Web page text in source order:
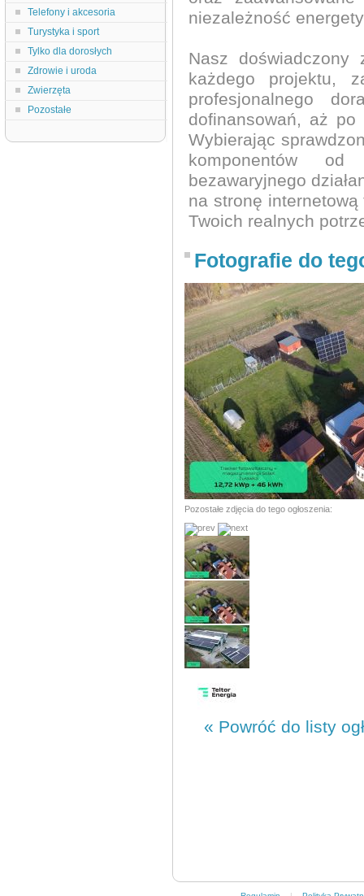
Telefony i akcesoria
Turystyka i sport
Tylko dla dorosłych
Zdrowie i uroda
Zwierzęta
Pozostałe
niezależność
Nasz doświadczony
każdego projektu,
profesjonalnego
dofinansowań, aż
Wybierając
komponentów od
bezawaryjnego
na stronę
Twoich realnych
Fotografie do
Pozostałe zdjęcia do tego ogłoszenia:
« Powróć do listy